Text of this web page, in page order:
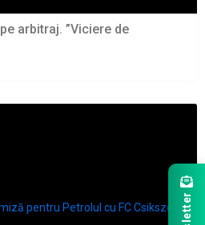
arbitraj. ”Viciere de